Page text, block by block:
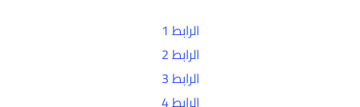
الرابط 1
الرابط 2
الرابط 3
الرابط 4